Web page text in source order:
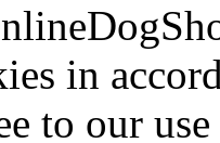
in
to our